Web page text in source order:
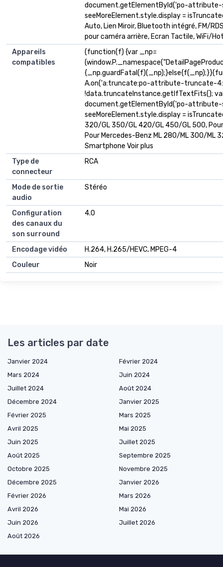
document.getElementById('po-
seeMoreElement.style.display =
Auto, Lien Miroir, Bluetooth intégré, FM/
pour caméra arrière, Ecran Tactile, WiFi/
Appareils
compatibles
(function(f) {var _np=
A.on('a:truncate:po-attribute-truncate-
!data.truncateInstance.getIfTextFits();
document.getElementById('po-
seeMoreElement.style.display =
320/GL 350/GL 420/GL 450/GL 500,
Pour Mercedes-Benz ML 280/ML 300/
Smartphone Voir plus
Type de
connecteur
RCA
Mode de sortie
audio
Stéréo
Configuration
des canaux du
son surround
4.0
Encodage vidéo
H.264, H.265/HEVC, MPEG-4
Couleur
Noir
Les articles par date
Janvier 2024
Février 2024
Mars 2024
Juin 2024
Juillet 2024
Août 2024
Décembre 2024
Janvier 2025
Février 2025
Mars 2025
Avril 2025
Mai 2025
Juin 2025
Juillet 2025
Août 2025
Septembre 2025
Octobre 2025
Novembre 2025
Décembre 2025
Janvier 2026
Février 2026
Mars 2026
Avril 2026
Mai 2026
Juin 2026
Juillet 2026
Août 2026